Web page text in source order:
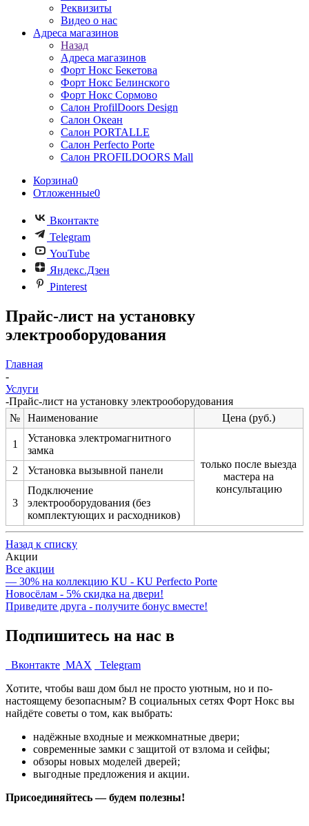
Реквизиты
Видео о нас
Адреса магазинов
Назад
Адреса магазинов
Форт Нокс Бекетова
Форт Нокс Белинского
Форт Нокс Сормово
Салон ProfilDoors Design
Салон Океан
Салон PORTALLE
Салон Perfecto Portе
Салон PROFILDOORS Mall
Корзина0
Отложенные0
Вконтакте
Telegram
YouTube
Яндекс.Дзен
Pinterest
Прайс-лист на установку
электрооборудования
Главная
-
Услуги
-Прайс-лист на установку электрооборудования
№
Наименование Цена (руб.)
1
Установка электромагнитного
замка
только после выезда
мастера на
консультацию
2 Установка вызывной панели
3
Подключение
электрооборудования (без
комплектующих и расходников)
Назад к списку
Акции
Все акции
— 30% на коллекцию KU - KU Perfecto Porte
Новосёлам - 5% скидка на двери!
Приведите друга - получите бонус вместе!
Подпишитесь на нас в
Вконтакте MAX
Telegram
Хотите, чтобы ваш дом был не просто уютным, но и по-
настоящему безопасным? В социальных сетях Форт Нокс вы
найдёте советы о том, как выбрать:
надёжные входные и межкомнатные двери;
современные замки с защитой от взлома и сейфы;
обзоры новых моделей дверей;
выгодные предложения и акции.
Присоединяйтесь — будем полезны!